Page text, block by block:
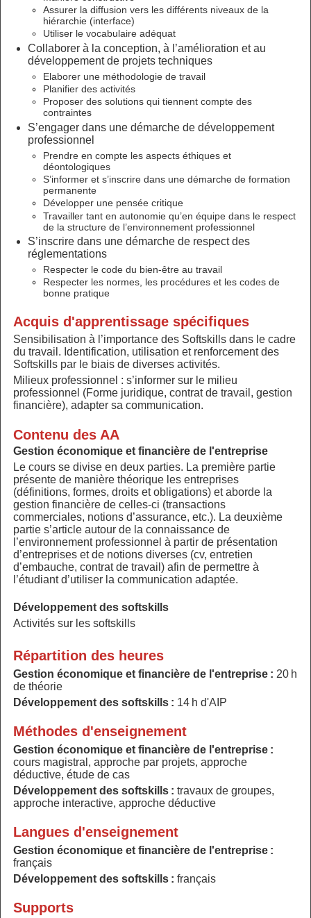
Assurer la diffusion vers les différents niveaux de la
hiérarchie (interface)
Utiliser le vocabulaire adéquat
Collaborer à la conception, à l’amélioration et au
développement de projets techniques
Elaborer une méthodologie de travail
Planifier des activités
Proposer des solutions qui tiennent compte des
contraintes
S’engager dans une démarche de développement
professionnel
Prendre en compte les aspects éthiques et
déontologiques
S’informer et s’inscrire dans une démarche de formation
permanente
Développer une pensée critique
Travailler tant en autonomie qu’en équipe dans le respect
de la structure de l’environnement professionnel
S’inscrire dans une démarche de respect des
réglementations
Respecter le code du bien-être au travail
Respecter les normes, les procédures et les codes de
bonne pratique
Acquis d'apprentissage spécifiques
Sensibilisation à l’importance des Softskills dans le cadre
du travail. Identification, utilisation et renforcement des
Softskills par le biais de diverses activités.
Milieux professionnel : s’informer sur le milieu
professionnel (Forme juridique, contrat de travail, gestion
financière), adapter sa communication.
Contenu des AA
Gestion économique et financière de l'entreprise
Le cours se divise en deux parties. La première partie
présente de manière théorique les entreprises
(définitions, formes, droits et obligations) et aborde la
gestion financière de celles-ci (transactions
commerciales, notions d’assurance, etc.). La deuxième
partie s’article autour de la connaissance de
l’environnement professionnel à partir de présentation
d’entreprises et de notions diverses (cv, entretien
d’embauche, contrat de travail) afin de permettre à
l’étudiant d’utiliser la communication adaptée.
Développement des softskills
Activités sur les softskills
Répartition des heures
Gestion économique et financière de l'entreprise : 20 h
de théorie
Développement des softskills : 14 h d'AIP
Méthodes d'enseignement
Gestion économique et financière de l'entreprise :
cours magistral, approche par projets, approche
déductive, étude de cas
Développement des softskills : travaux de groupes,
approche interactive, approche déductive
Langues d'enseignement
Gestion économique et financière de l'entreprise :
français
Développement des softskills : français
Supports